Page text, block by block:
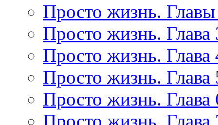
Просто жизнь.
Просто жизнь. Глава
Просто жизнь. Глава
Просто жизнь. Глава
Просто жизнь. Глава
Просто жизнь. Глава